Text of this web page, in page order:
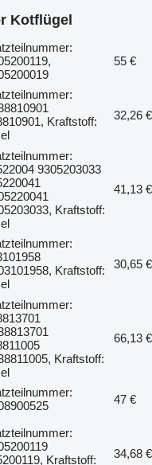
Kotflügel
55 €
Kraftstoff:
32,26 €
9305203033
Kraftstoff:
41,13 €
Kraftstoff:
30,65 €
Kraftstoff:
66,13 €
47 €
Kraftstoff:
34,68 €